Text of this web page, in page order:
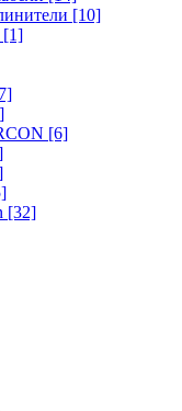
[10]
[1]
[6]
[32]